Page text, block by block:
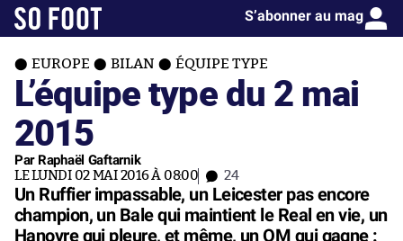
S’abonner au mag
EUROPE BILAN ÉQUIPE TYPE
L’équipe type du 2 mai
2015
Par Raphaël Gaftarnik
LE LUNDI 02 MAI 2016 À 08:00 24
Un Ruffier impassable, un Leicester pas encore
champion, un Bale qui maintient le Real en vie, un
Hanovre qui pleure, et même, un OM qui gagne :